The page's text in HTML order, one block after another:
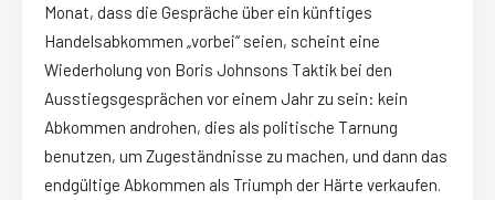
Monat, dass die Gespräche über ein künftiges
Handelsabkommen „vorbei“ seien, scheint eine
Wiederholung von Boris Johnsons Taktik bei den
Ausstiegsgesprächen vor einem Jahr zu sein: kein
Abkommen androhen, dies als politische Tarnung
benutzen, um Zugeständnisse zu machen, und dann das
endgültige Abkommen als Triumph der Härte verkaufen.